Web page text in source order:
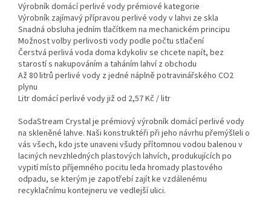
Výrobník domácí perlivé vody prémiové kategorie
Výrobník zajímavý přípravou perlivé vody v lahvi ze skla
Snadná obsluha jedním tlačítkem na mechanickém principu
Možnost volby perlivosti vody podle počtu stlačení
Čerstvá perlivá voda doma kdykoliv se chcete napít, bez
starostí s nakupováním a taháním lahví z obchodu
Až 80 litrů perlivé vody z jedné náplně potravinářského CO2
plynu
Litr domácí perlivé vody již od 2,57 Kč / litr
SodaStream Crystal je prémiový výrobník domácí perlivé vody
na skleněné lahve. Naši konstruktéři při jeho návrhu přemýšleli o
vás všech, kdo jste unaveni všudy přítomnou vodou balenou v
laciných nevzhledných plastových lahvích, produkujících po
vypití místo příjemného pocitu leda hromady plastového
odpadu, se kterým je zapotřebí zajít ke vzdálenému
recyklačnímu kontejneru ve vedlejší ulici.